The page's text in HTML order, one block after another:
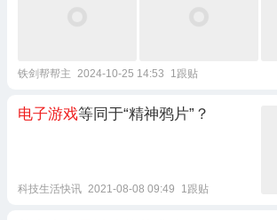
铁剑帮帮主 2024-10-25 14:53 1跟贴
电子游戏等同于“精神鸦片”？
科技生活快讯 2021-08-08 09:49 1跟贴